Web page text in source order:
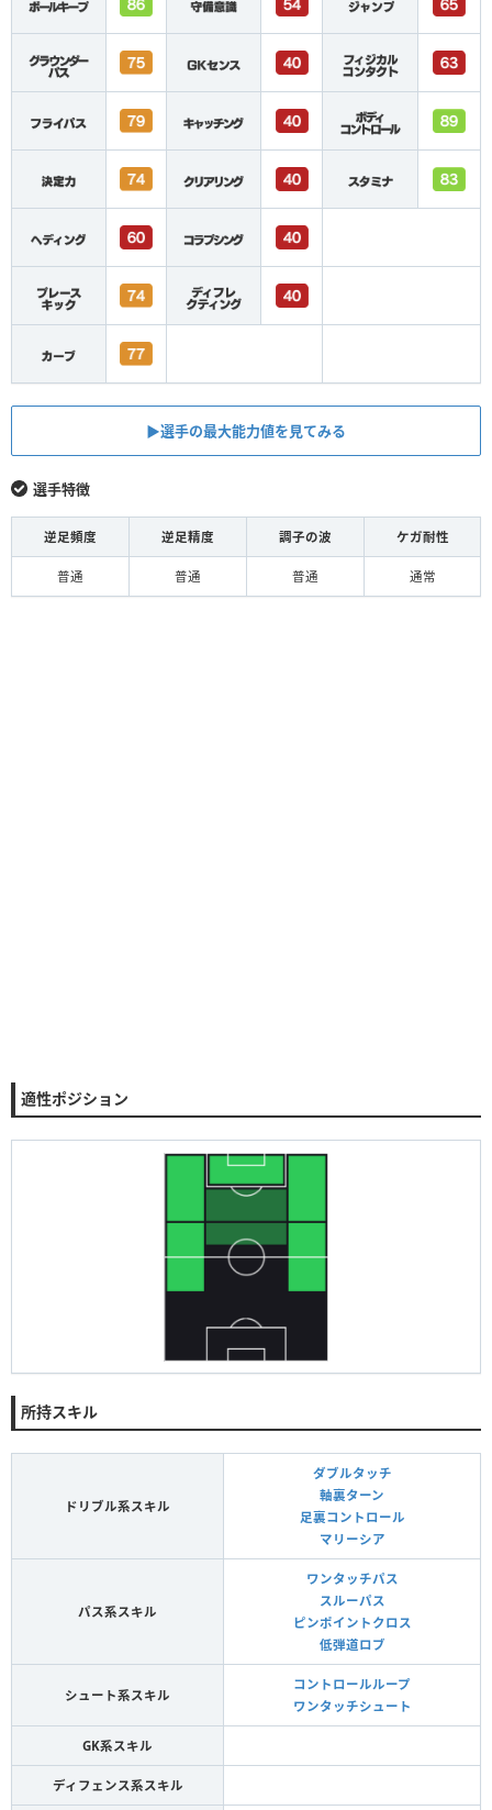
▶︎選手の最大能力値を見てみる
選手特徴
逆足頻度 逆足精度 調子の波 ケガ耐性
普通 普通 普通 通常
適性ポジション
所持スキル
ドリブル系スキル
ダブルタッチ
軸裏ターン
足裏コントロール
マリーシア
パス系スキル
ワンタッチパス
スルーパス
ピンポイントクロス
低弾道ロブ
シュート系スキル
コントロールループ
ワンタッチシュート
GK系スキル
ディフェンス系スキル